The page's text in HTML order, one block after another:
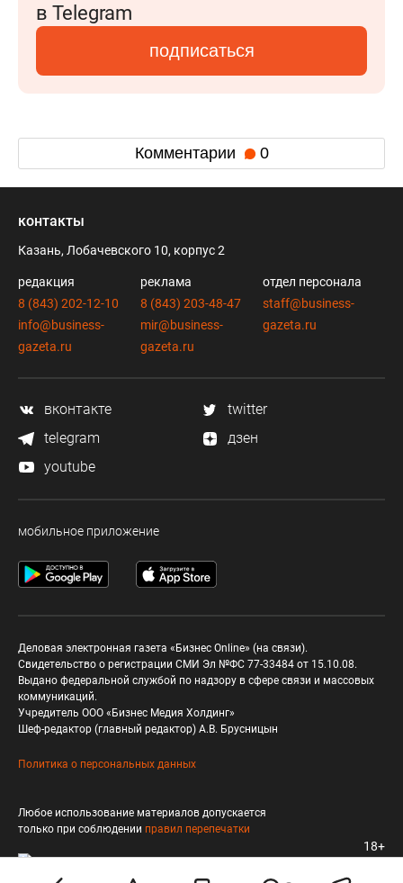
в Telegram
подписаться
Комментарии 0
контакты
Казань, Лобачевского 10, корпус 2
редакция
8 (843) 202-12-10
info@business-
gazeta.ru
реклама
8 (843) 203-48-47
mir@business-
gazeta.ru
отдел персонала
staff@business-
gazeta.ru
вконтакте
twitter
telegram
дзен
youtube
мобильное приложение
Деловая электронная газета «Бизнес Online» (на связи).
Свидетельство о регистрации СМИ Эл №ФС 77-33484 от 15.10.08.
Выдано федеральной службой по надзору в сфере связи и массовых
коммуникаций.
Учредитель ООО «Бизнес Медия Холдинг»
Шеф-редактор (главный редактор) А.В. Брусницын
Политика о персональных данных
Любое использование материалов допускается
только при соблюдении правил перепечатки
18+